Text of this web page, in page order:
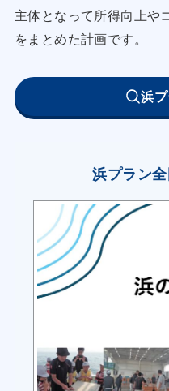
充)とともに、サケに
供給された種卵を用い
施し、回帰率の高い地
用する。(拡充)
全経営体と漁協は河
リット化等は実施さ
工作物について改良
続き要請を行うとと
清掃、河畔への植樹
○ 島牧漁協は、買受
の鮮度保持、品質向
メを対象に活〆や神
主体となって所得向上や
をまとめた計画です。
浜
浜プラン全